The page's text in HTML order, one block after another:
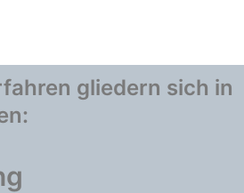
gliedern sich in